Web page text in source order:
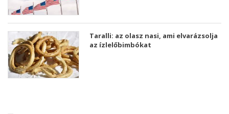
Taralli: az olasz nasi, ami elvarázsolja
az ízlelőbimbókat